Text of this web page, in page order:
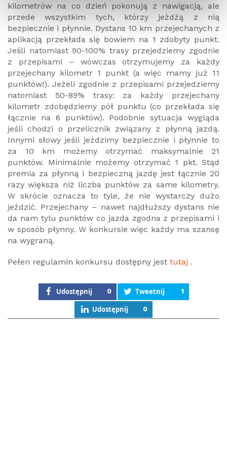
kilometrów na co dzień pokonują z nawigacją, ale
przede wszystkim tych, którzy jeżdżą z nią
bezpiecznie i płynnie. Dystans 10 km przejechanych z
aplikacją przekłada się bowiem na 1 zdobyty punkt.
Jeśli natomiast 90-100% trasy przejedziemy zgodnie
z przepisami – wówczas otrzymujemy za każdy
przejechany kilometr 1 punkt (a więc mamy już 11
punktów!). Jeżeli zgodnie z przepisami przejedziemy
natomiast 50-89% trasy: za każdy przejechany
kilometr zdobędziemy pół punktu (co przekłada się
łącznie na 6 punktów). Podobnie sytuacja wygląda
jeśli chodzi o przelicznik związany z płynną jazdą.
Innymi słowy jeśli jeździmy bezpiecznie i płynnie to
za 10 km możemy otrzymać maksymalnie 21
punktów. Minimalnie możemy otrzymać 1 pkt. Stąd
premia za płynną i bezpieczną jazdę jest łącznie 20
razy większa niż liczba punktów za same kilometry.
W skrócie oznacza to tyle, że nie wystarczy dużo
jeździć. Przejechany – nawet najdłuższy dystans nie
da nam tylu punktów co jazda zgodna z przepisami i
w sposób płynny. W konkursie więc każdy ma szansę
na wygraną.
Pełen regulamin konkursu dostępny jest tutaj .
Udostępnij 0 Tweetnij 1
Udostępnij 0